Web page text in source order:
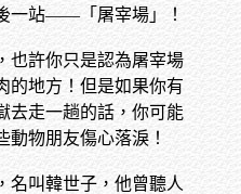
一站——「屠宰場」！
也許你只是認為屠宰場
的地方！但是如果你有
去走一趟的話，你可能
動物朋友傷心落淚！
名叫韓世子，他曾聽人